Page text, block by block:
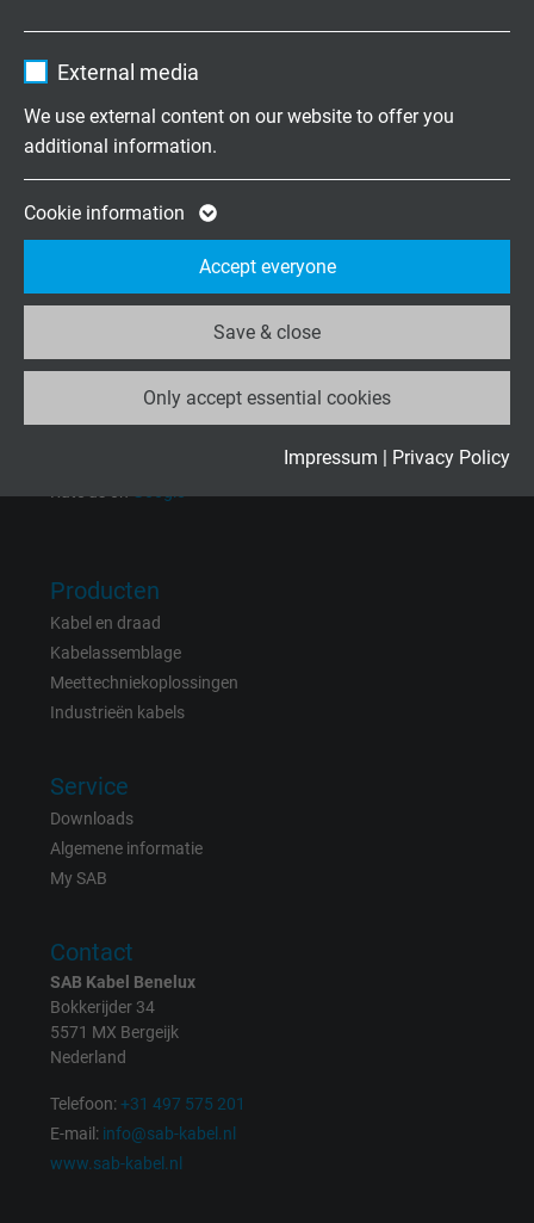
Purpose
Expire 2 years
Purpose
Google cookie for website analysis.
statistical data on how the visitor uses the
website.
_ga_XKZTZRJBX7, Google Analytics
Google LLC
Name
Google LLC
Purpose
statistical data on how the visitor uses the
Name
Vendor
Expire
Purpose
Google cookie for website analysis.
statistical data on how the visitor uses the
website.
External media
We use external content on our website to offer you
additional information.
Cookie information
Only accept essential cookies
Save & close
Accept everyone
Impressum | Privacy Policy
+31 (0)497 575 201
Over ons
Contact
Rate us onGoogle
Producten
Kabel en draad
Kabelassemblage
Meettechniekoplossingen
Industrieën kabels
Service
Downloads
Algemene informatie
My SAB
Contact
SAB Kabel Benelux
Bokkerijder 34
5571 MX Bergeijk
Nederland
Telefoon:+31 497 575 201
E-mail: info@sab-kabel.nl
www.sab-kabel.nl